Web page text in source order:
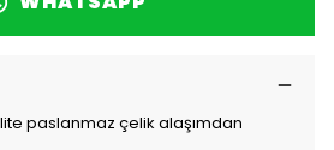
paslanmaz çelik alaşımdan